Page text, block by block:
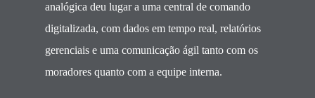
analógica deu lugar a uma central de comando
digitalizada, com dados em tempo real, relatórios
gerenciais e uma comunicação ágil tanto com os
moradores quanto com a equipe interna.